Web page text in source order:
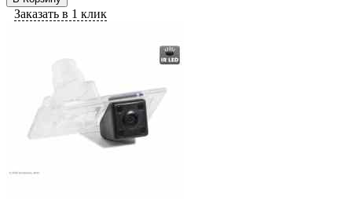
Заказать в 1 клик